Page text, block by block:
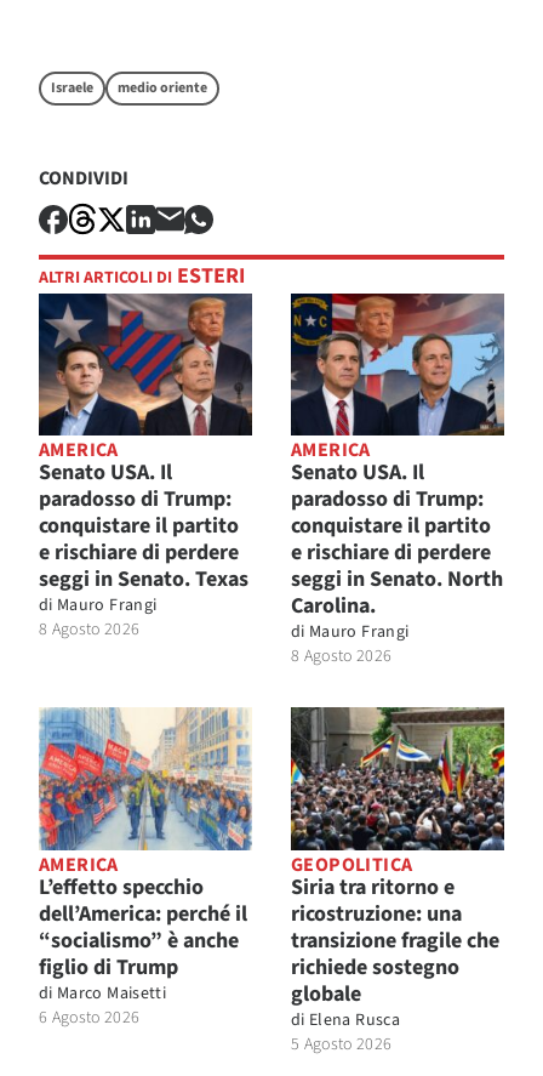
Israele medio oriente
CONDIVIDI
ALTRI ARTICOLI DI ESTERI
AMERICA
Senato USA. Il
paradosso di Trump:
conquistare il partito
e rischiare di perdere
seggi in Senato. Texas
di Mauro Frangi
8 Agosto 2026
AMERICA
Senato USA. Il
paradosso di Trump:
conquistare il partito
e rischiare di perdere
seggi in Senato. North
Carolina.
di Mauro Frangi
8 Agosto 2026
AMERICA
L’effetto specchio
dell’America: perché il
“socialismo” è anche
figlio di Trump
di Marco Maisetti
6 Agosto 2026
GEOPOLITICA
Siria tra ritorno e
ricostruzione: una
transizione fragile che
richiede sostegno
globale
di Elena Rusca
5 Agosto 2026